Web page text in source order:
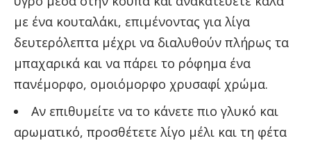
με ένα κουταλάκι, επιμένοντας για λίγα
δευτερόλεπτα μέχρι να διαλυθούν πλήρως τα
μπαχαρικά και να πάρει το ρόφημα ένα
πανέμορφο, ομοιόμορφο χρυσαφί χρώμα.
Αν επιθυμείτε να το κάνετε πιο γλυκό και
αρωματικό, προσθέτετε λίγο μέλι και τη φέτα